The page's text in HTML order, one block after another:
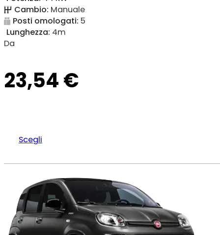
Cambio: Manuale
Posti omologati: 5
Lunghezza: 4m
Da
23,54€
Scegli